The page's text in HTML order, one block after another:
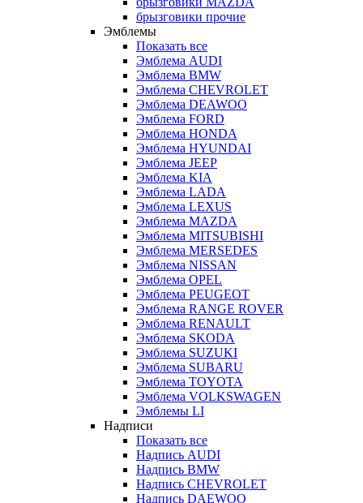
брызговики прочие
Эмблемы
Показать все
Эмблема AUDI
Эмблема BMW
Эмблема CHEVROLET
Эмблема DEAWOO
Эмблема FORD
Эмблема HONDA
Эмблема HYUNDAI
Эмблема JEEP
Эмблема KIA
Эмблема LADA
Эмблема LEXUS
Эмблема MAZDA
Эмблема MITSUBISHI
Эмблема MERSEDES
Эмблема NISSAN
Эмблема OPEL
Эмблема PEUGEOT
Эмблема RANGE ROVER
Эмблема RENAULT
Эмблема SKODA
Эмблема SUZUKI
Эмблема SUBARU
Эмблема TOYOTA
Эмблема VOLKSWAGEN
Эмблемы LI
Надписи
Показать все
Надпись AUDI
Надпись BMW
Надпись CHEVROLET
Надпись DAEWOO